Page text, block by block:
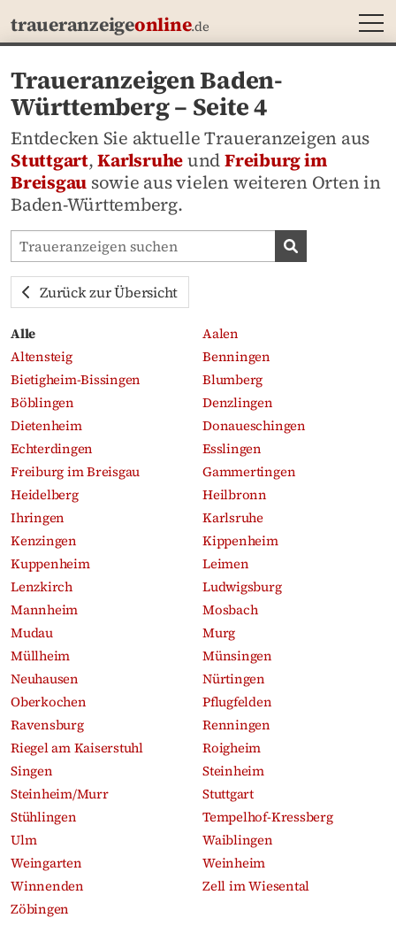
traueranzeigeonline.de
Traueranzeigen Baden-
Württemberg – Seite 4
Entdecken Sie aktuelle Traueranzeigen aus
Stuttgart,KarlsruheundFreiburg im
Breisgau sowie aus vielen weiteren Orten in
Baden-Württemberg.
Traueranzeigen-Portal durchsuchen
Zurück zur Übersicht
Alle
Aalen
Altensteig
Benningen
Bietigheim-Bissingen
Blumberg
Böblingen
Denzlingen
Dietenheim
Donaueschingen
Echterdingen
Esslingen
Freiburg im Breisgau
Gammertingen
Heidelberg
Heilbronn
Ihringen
Karlsruhe
Kenzingen
Kippenheim
Kuppenheim
Leimen
Lenzkirch
Ludwigsburg
Mannheim
Mosbach
Mudau
Murg
Müllheim
Münsingen
Neuhausen
Nürtingen
Oberkochen
Pflugfelden
Ravensburg
Renningen
Riegel am Kaiserstuhl
Roigheim
Singen
Steinheim
Steinheim/Murr
Stuttgart
Stühlingen
Tempelhof-Kressberg
Ulm
Waiblingen
Weingarten
Weinheim
Winnenden
Zell im Wiesental
Zöbingen